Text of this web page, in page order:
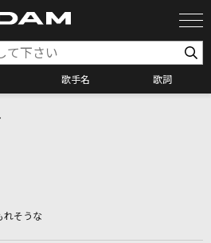
歌手名 歌詞
ラオケ検索
れそうな